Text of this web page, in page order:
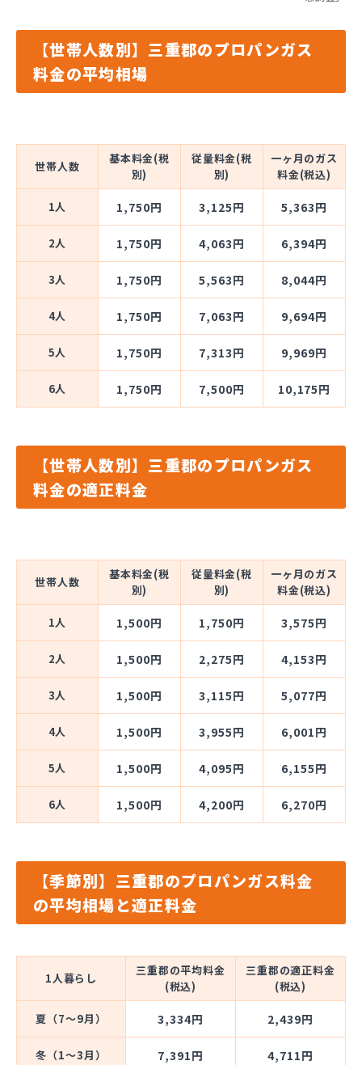
【世帯人数別】三重郡のプロパンガス
料金の平均相場
世帯人数
基本料金(税
別)
従量料金(税
別)
一ヶ月のガス
料金(税込)
1人 1,750円 3,125円 5,363円
2人 1,750円 4,063円 6,394円
3人 1,750円 5,563円 8,044円
4人 1,750円 7,063円 9,694円
5人 1,750円 7,313円 9,969円
6人 1,750円 7,500円 10,175円
【世帯人数別】三重郡のプロパンガス
料金の適正料金
世帯人数
基本料金(税
別)
従量料金(税
別)
一ヶ月のガス
料金(税込)
1人 1,500円 1,750円 3,575円
2人 1,500円 2,275円 4,153円
3人 1,500円 3,115円 5,077円
4人 1,500円 3,955円 6,001円
5人 1,500円 4,095円 6,155円
6人 1,500円 4,200円 6,270円
【季節別】三重郡のプロパンガス料金
の平均相場と適正料金
1人暮らし
三重郡の平均料金
(税込)
三重郡の適正料金
(税込)
夏（7～9月） 3,334円 2,439円
冬（1～3月） 7,391円 4,711円